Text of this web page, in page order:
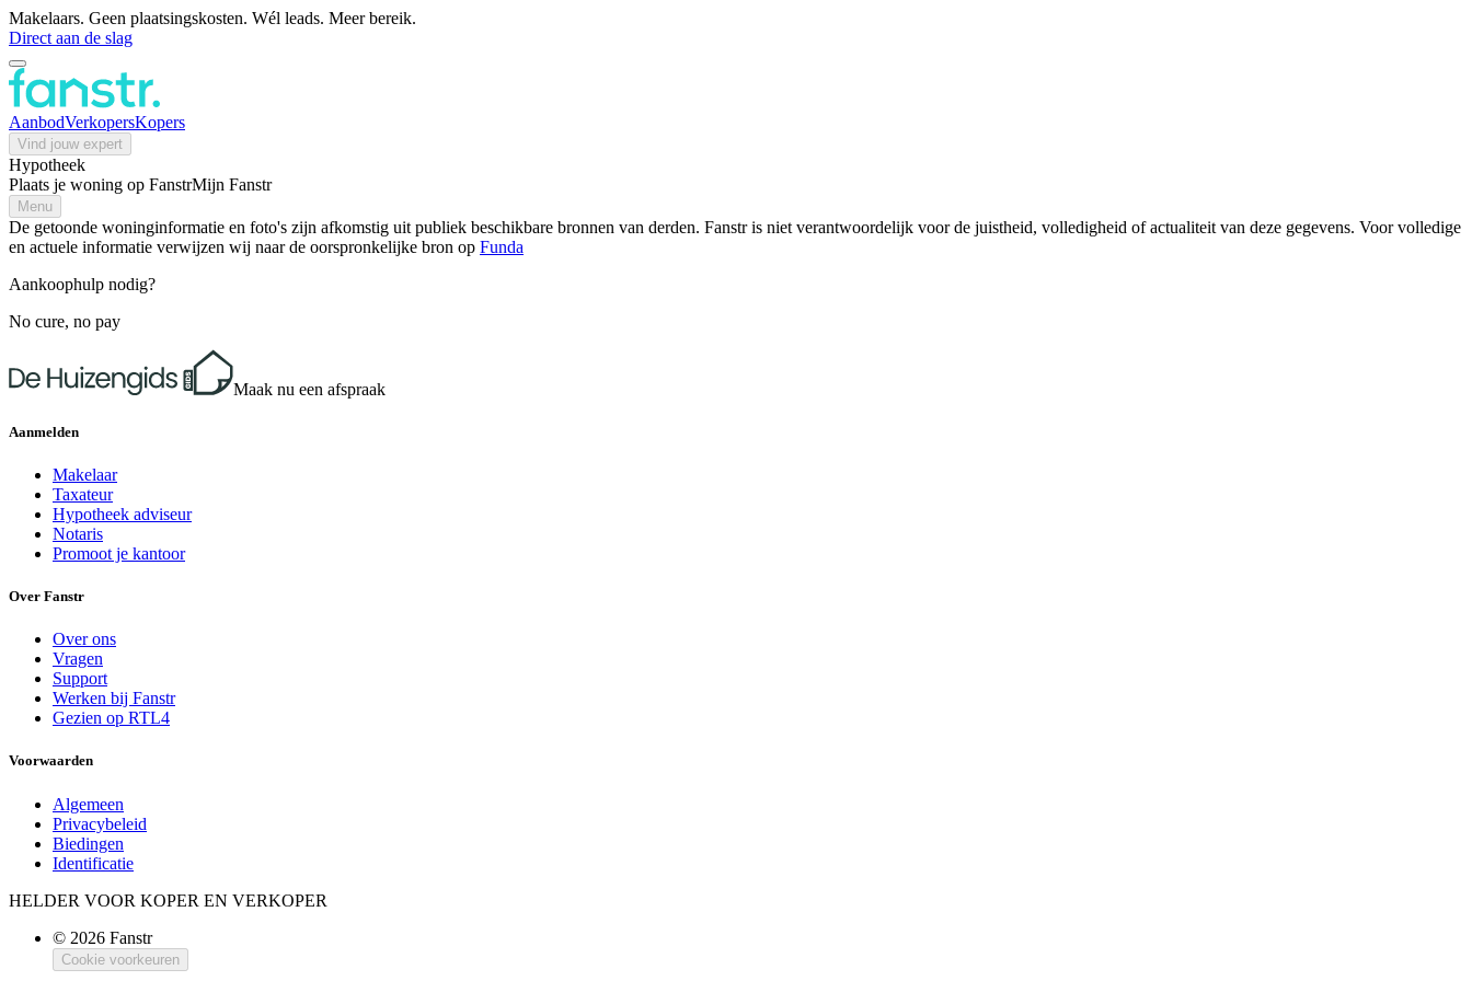
Makelaars. Geen plaatsingskosten. Wél leads. Meer bereik.
Direct aan de slag
AanbodVerkopersKopers
Vind jouw expert
Hypotheek
Plaats je woning op FanstrMijn Fanstr
Menu
De getoonde woninginformatie en foto's zijn afkomstig uit publiek beschikbare bronnen van derden. Fanstr is niet verantwoordelijk voor de juistheid, volledigheid of actualiteit van deze gegevens. Voor volledige
en actuele informatie verwijzen wij naar de oorspronkelijke bron op Funda
Aankoophulp nodig?
No cure, no pay
Maak nu een afspraak
Aanmelden
Makelaar
Taxateur
Hypotheek adviseur
Notaris
Promoot je kantoor
Over Fanstr
Over ons
Vragen
Support
Werken bij Fanstr
Gezien op RTL4
Voorwaarden
Algemeen
Privacybeleid
Biedingen
Identificatie
HELDER VOOR KOPER EN VERKOPER
© 2026 Fanstr
Cookie voorkeuren